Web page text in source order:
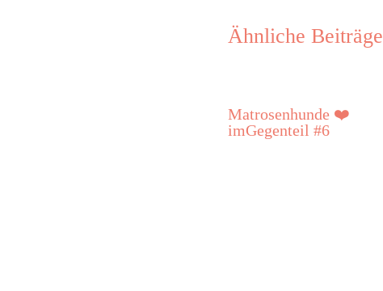
Ähnliche Beiträge
Matrosenhunde ❤️
imGegenteil #6